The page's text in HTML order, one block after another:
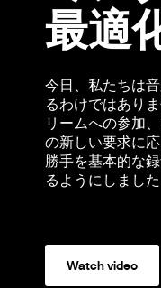
最適
今日、私たちは
るわけではあり
リームへの参加
の新しい要求に
勝手を基本的な
るようにしました
Watch video